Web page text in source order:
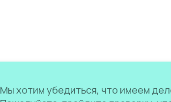
Мы хотим убедиться, что имеем